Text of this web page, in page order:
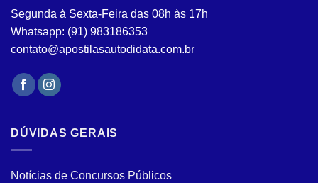
produto
do
produto
Segunda à Sexta-Feira das 08h às 17h
Whatsapp: (91) 983186353
contato@apostilasautodidata.com.br
DÚVIDAS GERAIS
Notícias de Concursos Públicos